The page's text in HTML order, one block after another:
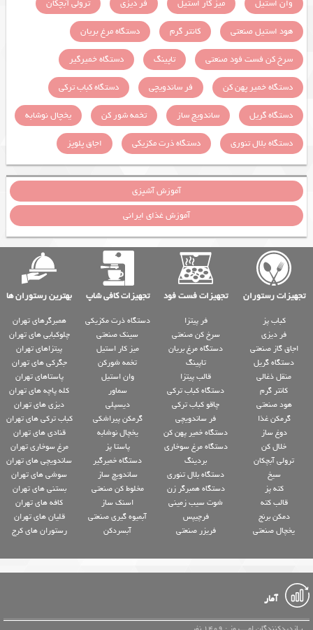
وان استیل
میز کار استیل فر دیزی
ترولی آبچکان
هود استیل صنعتی
کانتر گرم
دستگاه مرغ بریان
سرخ کن فست فود صنعتی
تاپینگ
دستگاه خمیرگیر
دستگاه خمیر پهن کن
فر ساندویچی
دستگاه کباب ترکی
دستگاه گریل
ساندویچ ساز تخمه شور کن
یخچال نوشابه
دستگاه بلال تنوری
دستگاه ذرت مکزیکی اجاق پلوپز
آموزش آشپزی
آموزش غذای ایرانی
تجهیزات رستوران تجهیزات فست فود تجهیزات کافی شاپ بهترین رستوران ها
کباب پز
فر دیزی
اجاق گاز صنعتی
دستگاه گریل
منقل ذغالی
کانتر گرم
هود صنعتی
گرمکن غذا
دوغ ساز
خلال کن
ترولی آبچکان
سیخ
کته پز
قالب کته
دمکن برنج
یخچال صنعتی
فر پیتزا
سرخ کن صنعتی
دستگاه مرغ بریان
تاپینگ
قالب پیتزا
دستگاه کباب ترکی
چاقو کباب ترکی
فر ساندویچی
دستگاه خمیر پهن کن
دستگاه مرغ سوخاری
بردینگ
دستگاه بلال تنوری
دستگاه همبرگر زن
شوت سیب زمینی
فرچیپس
فریزر صنعتی
دستگاه ذرت مکزیکی
سینک صنعتی
میز کار استیل
تخمه شورکن
وان استیل
سماور
دیسپلی
گرمکن پیراشکی
یخچال نوشابه
پاستا پز
دستگاه خمیرگیر
ساندویچ ساز
مخلوط کن صنعتی
اسنک ساز
آبمیوه گیری صنعتی
آبسردکن
همبرگرهای تهران
چلوکبابی های تهران
پیتزاهای تهران
جگرکی های تهران
پاستاهای تهران
کله پاچه های تهران
دیزی های تهران
کباب ترکی های تهران
قنادی های تهران
مرغ سوخاری تهران
ساندویچی های تهران
سوشی های تهران
بستنی های تهران
کافه های تهران
قلیان های تهران
رستوران های کرج
آمار